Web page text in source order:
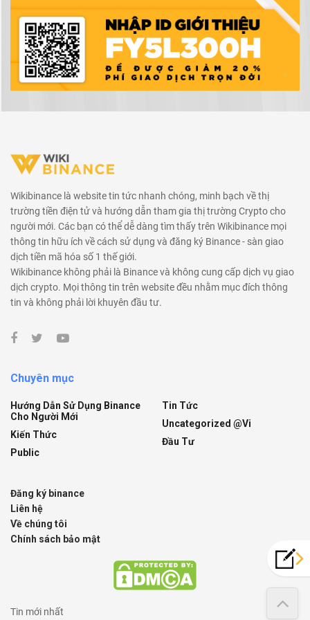
Wikibinance là website tin tức nhanh chóng, minh bạch về thị
trường tiền điện tử và hướng dẫn tham gia thị trường Crypto cho
người mới. Các bạn có thể dễ dàng tìm thấy trên Wikibinance mọi
thông tin hữu ích về cách sử dụng và đăng ký Binance - sàn giao
dịch tiền mã hóa số 1 thế giới.
Wikibinance không phải là Binance và không cung cấp dịch vụ giao
dịch crypto. Mọi thông tin trên website đều nhằm mục đích thông
tin và không phải lời khuyên đầu tư.
Chuyên mục
Hướng Dẫn Sử Dụng Binance
Cho Người Mới
Kiến Thức
Public
Tin Tức
Uncategorized @vi
Đầu Tư
Đăng ký binance
Liên hệ
Về chúng tôi
Chính sách bảo mật
Tin mới nhất